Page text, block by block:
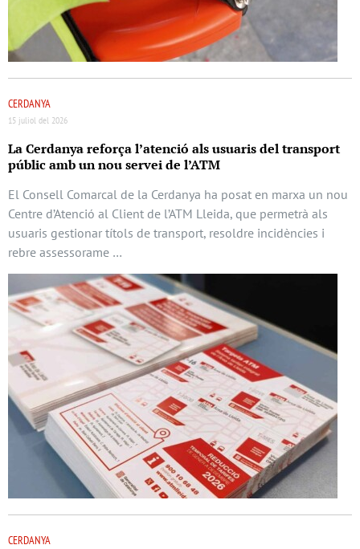
CERDANYA
15 juliol del 2026
La Cerdanya reforça l’atenció als usuaris del transport
públic amb un nou servei de l’ATM
El Consell Comarcal de la Cerdanya ha posat en marxa un nou
Centre d’Atenció al Client de l’ATM Lleida, que permetrà als
usuaris gestionar títols de transport, resoldre incidències i
rebre assessorame …
CERDANYA